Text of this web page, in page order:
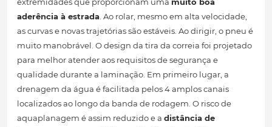
extremidades que proporcionam uma muito boa
aderência à estrada. Ao rolar, mesmo em alta velocidade,
as curvas e novas trajetórias são estáveis. Ao dirigir, o pneu é
muito manobrável. O design da tira da correia foi projetado
para melhor atender aos requisitos de segurança e
qualidade durante a laminação. Em primeiro lugar, a
drenagem da água é facilitada pelos 4 amplos canais
localizados ao longo da banda de rodagem. O risco de
aquaplanagem é assim reduzido e a distância de